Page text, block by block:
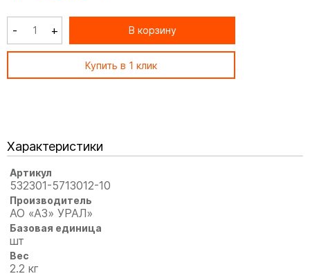
- + В корзину
Купить в 1 клик
Характеристики
Артикул
532301-5713012-10
Производитель
АО «АЗ» УРАЛ»
Базовая единица
шт
Вес
2.2 кг